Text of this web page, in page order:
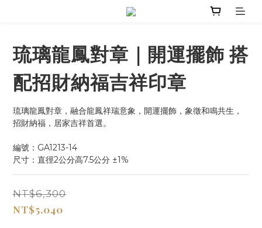
琉璃龍鳳對章｜開運擺飾 搭
配招財納福吉祥印章
琉璃龍鳳對章，融合龍鳳祥瑞意象，開運擺飾，象徵和鳴共生，
招財納福，居家吉祥首選。
編號：GA1213-14
尺寸：直徑2公分高7.5公分 ±1%
NT$6,300
NT$5,040